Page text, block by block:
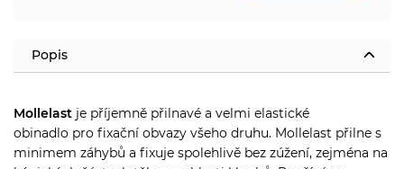
Popis
Mollelast je příjemně přilnavé a velmi elastické
obinadlo pro fixační obvazy všeho druhu. Mollelast přilne s
minimem záhybů a fixuje spolehlivě bez zúžení, zejména na